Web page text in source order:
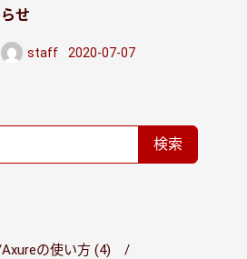
らせ
staff
投稿日
2020-07-07
検索
Axureの使い方 (4)